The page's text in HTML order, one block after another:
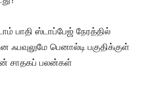
பாதி ஸ்டாப்பேஜ் நேரத்தில்
பெனால்டி பகுதிக்குள்
சாதகப் பலன்கள்